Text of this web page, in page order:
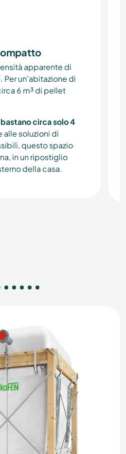
apparente di
un’abitazione di
6 m³ di pellet
circa solo 4
alle soluzioni di
questo spazio
in un ripostiglio
della casa.